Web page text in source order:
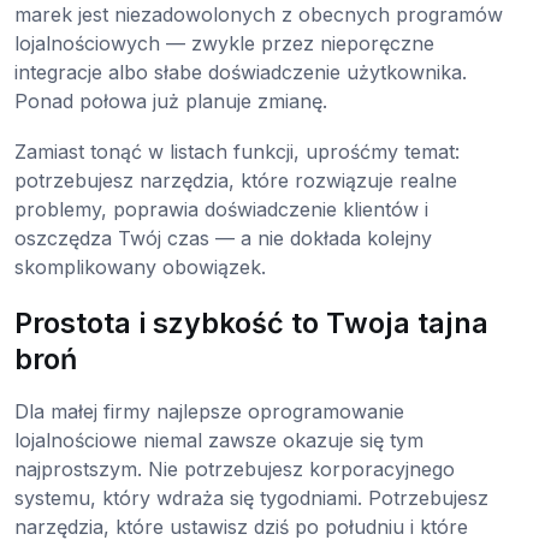
marek jest niezadowolonych z obecnych programów
lojalnościowych — zwykle przez nieporęczne
integracje albo słabe doświadczenie użytkownika.
Ponad połowa już planuje zmianę.
Zamiast tonąć w listach funkcji, uprośćmy temat:
potrzebujesz narzędzia, które rozwiązuje realne
problemy, poprawia doświadczenie klientów i
oszczędza Twój czas — a nie dokłada kolejny
skomplikowany obowiązek.
Prostota i szybkość to Twoja tajna
broń
Dla małej firmy najlepsze oprogramowanie
lojalnościowe niemal zawsze okazuje się tym
najprostszym. Nie potrzebujesz korporacyjnego
systemu, który wdraża się tygodniami. Potrzebujesz
narzędzia, które ustawisz dziś po południu i które